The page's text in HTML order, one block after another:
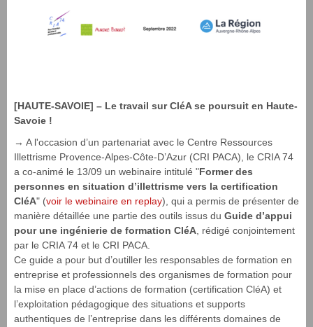
[HAUTE-SAVOIE] – Le travail sur CléA se poursuit en Haute-
Savoie !
→ A l'occasion d’un partenariat avec le Centre Ressources
Illettrisme Provence-Alpes-Côte-D’Azur (CRI PACA), le CRIA 74
a co-animé le 13/09 un webinaire intitulé "Former des
personnes en situation d’illettrisme vers la certification
CléA" (voir le webinaire en replay), qui a permis de présenter de
manière détaillée une partie des outils issus du Guide d’appui
pour une ingénierie de formation CléA , rédigé conjointement
par le CRIA 74 et le CRI PACA.
Ce guide a pour but d’outiller les responsables de formation en
entreprise et professionnels des organismes de formation pour
la mise en place d’actions de formation (certification CléA) et
l’exploitation pédagogique des situations et supports
authentiques de l’entreprise dans les différents domaines de